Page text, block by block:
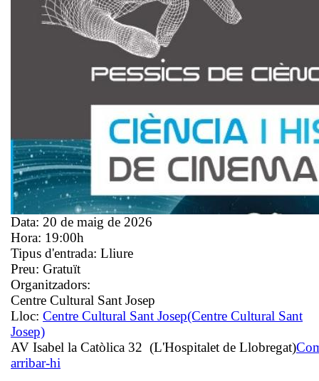
Data: 20 de maig de 2026
Hora: 19:00h
Tipus d'entrada: Lliure
Preu: Gratuït
Organitzadors:
Centre Cultural Sant Josep
Lloc: Centre Cultural Sant Josep(Centre Cultural Sant
Josep)
AV Isabel la Catòlica 32 (L'Hospitalet de Llobregat)
arribar-hi